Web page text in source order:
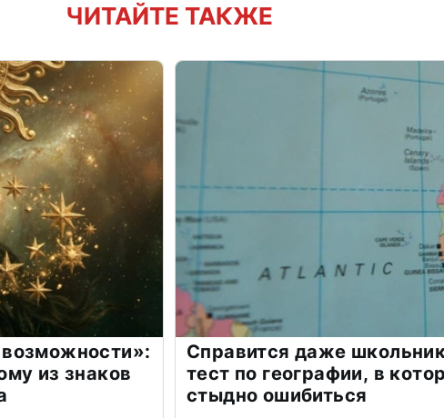
ЧИТАЙТЕ ТАКЖЕ
из знаков
Справится даже
тест по географии, в
стыдно ошибиться